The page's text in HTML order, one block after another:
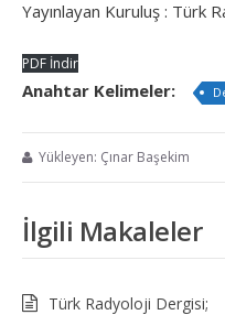
Yayınlayan Kuruluş : Türk
PDF İndir
Anahtar Kelimeler:
Yükleyen: Çınar Başekim
İlgili Makaleler
Türk Radyoloji Dergisi;